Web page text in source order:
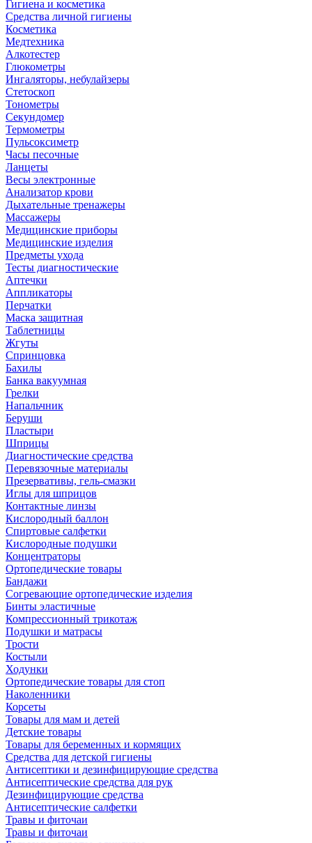
Гигиена и косметика
Средства личной гигиены
Косметика
Медтехника
Алкотестер
Глюкометры
Ингаляторы, небулайзеры
Стетоскоп
Тонометры
Секундомер
Термометры
Пульсоксиметр
Часы песочные
Ланцеты
Весы электронные
Анализатор крови
Дыхательные тренажеры
Массажеры
Медицинские приборы
Медицинские изделия
Предметы ухода
Тесты диагностические
Аптечки
Аппликаторы
Перчатки
Маска защитная
Таблетницы
Жгуты
Спринцовка
Бахилы
Банка вакуумная
Грелки
Напальчник
Беруши
Пластыри
Шприцы
Диагностические средства
Перевязочные материалы
Презервативы, гель-смазки
Иглы для шприцов
Контактные линзы
Кислородный баллон
Спиртовые салфетки
Кислородные подушки
Концентраторы
Ортопедические товары
Бандажи
Согревающие ортопедические изделия
Бинты эластичные
Компрессионный трикотаж
Подушки и матрасы
Трости
Костыли
Ходунки
Ортопедические товары для стоп
Наколенники
Корсеты
Товары для мам и детей
Детские товары
Товары для беременных и кормящих
Средства для детской гигиены
Антисептики и дезинфицирующие средства
Антисептические средства для рук
Дезинфицирующие средства
Антисептические салфетки
Травы и фиточаи
Травы и фиточаи